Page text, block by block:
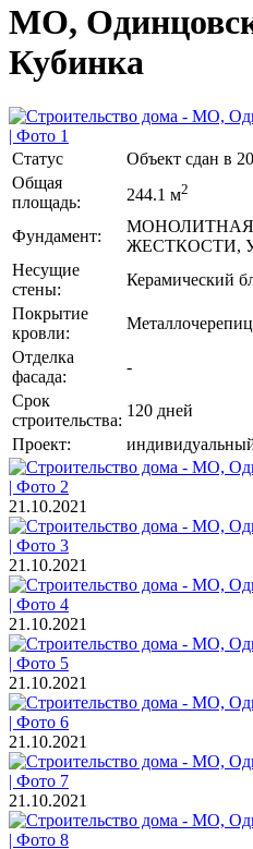
МО,
Кубинка
Статус
Объект сдан в
Общая
площадь:
244.1 м2
Фундамент:
МОНОЛИТНАЯ
ЖЕСТКОСТИ,
Несущие
стены:
Керамический
Покрытие
кровли:
Отделка
фасада:
-
Срок
строительства:
120 дней
Проект:
21.10.2021
21.10.2021
21.10.2021
21.10.2021
21.10.2021
21.10.2021